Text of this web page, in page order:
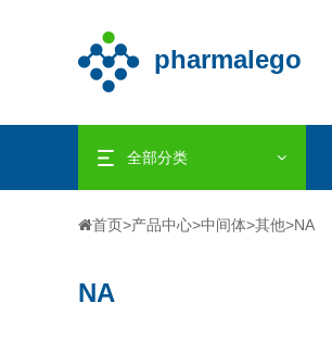
全部分类
首页>产品中心>中间体>其他>NA
NA